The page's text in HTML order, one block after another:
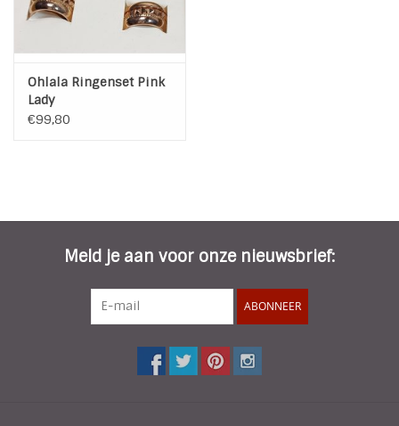
Ohlala Ringenset Pink
Lady
€99,80
Meld je aan voor onze nieuwsbrief:
ABONNEER